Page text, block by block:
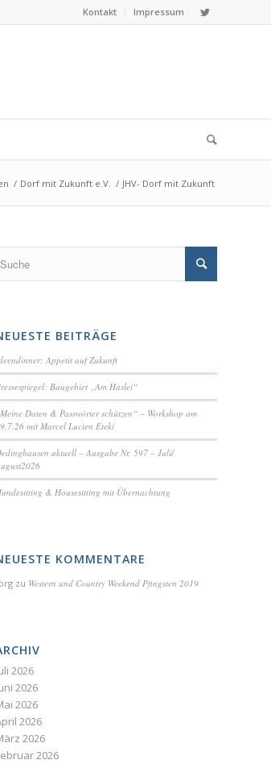
Kontakt Impressum
/ Dorf mit Zukunft e.V. / JHV- Dorf mit Zukunft
BEITRÄGE
Appetit auf Zukunft
Baugebiet „Am Haslei“
Daten & Passwörter schützen“ – Workshop am
mit Marcel Lucien Eteki
aktuell – Ausgabe Nr. 597 – Juli/
& Housesitting mit Übernachtung
KOMMENTARE
zu Western und Country Weekend Pfingsten 2019
2026
2026
2026
2026
2026
2026